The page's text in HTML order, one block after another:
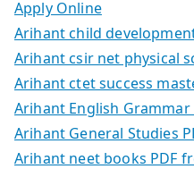
Apply Online
Arihant child
Arihant csir net physical
Arihant ctet success
Arihant English
Arihant General Studies
Arihant neet books PDF